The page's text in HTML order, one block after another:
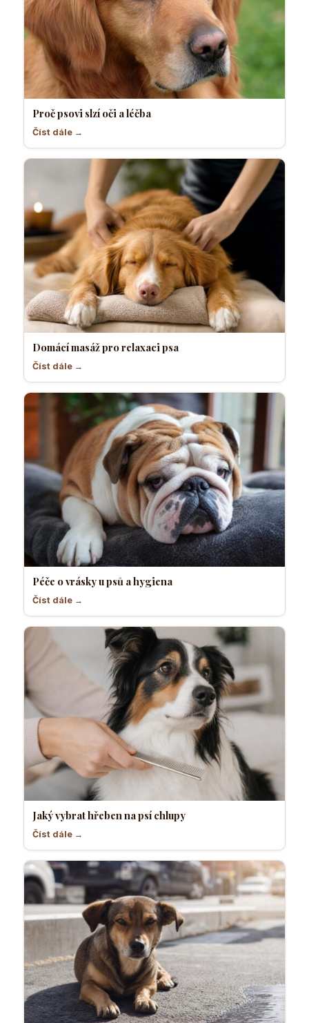
Proč psovi slzí oči a léčba
Číst dále →
Domácí masáž pro relaxaci psa
Číst dále →
Péče o vrásky u psů a hygiena
Číst dále →
Jaký vybrat hřeben na psí chlupy
Číst dále →